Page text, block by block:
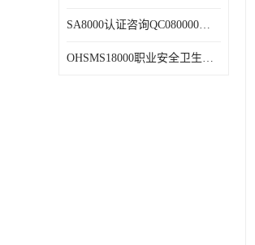
SA8000认证咨询QC080000认证咨询等体系认证咨询|贝安
OHSMS18000职业安全卫生管理体系认证咨询、HACCP认证咨询|贝安